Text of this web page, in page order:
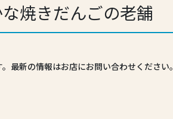
焼きだんごの老舗
最新の情報はお店にお問い合わせください。